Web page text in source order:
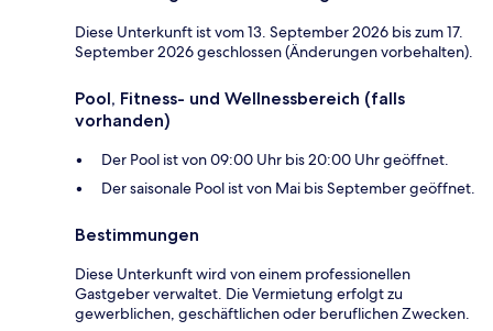
Diese Unterkunft ist vom 13. September 2026 bis zum 17.
September 2026 geschlossen (Änderungen vorbehalten).
Pool, Fitness- und Wellnessbereich (falls
vorhanden)
Der Pool ist von 09:00 Uhr bis 20:00 Uhr geöffnet.
Der saisonale Pool ist von Mai bis September geöffnet.
Bestimmungen
Diese Unterkunft wird von einem professionellen
Gastgeber verwaltet. Die Vermietung erfolgt zu
gewerblichen, geschäftlichen oder beruflichen Zwecken.